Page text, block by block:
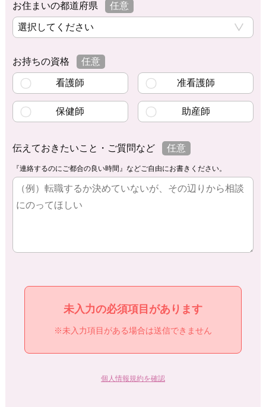
お住まいの都道府県 任意
お持ちの資格 任意
看護師 准看護師
保健師 助産師
伝えておきたいこと・ご質問など 任意
『連絡するのにご都合の良い時間』などご自由にお書きください。
未入力の必須項目があります
※未入力項目がある場合は送信できません
個人情報規約を確認